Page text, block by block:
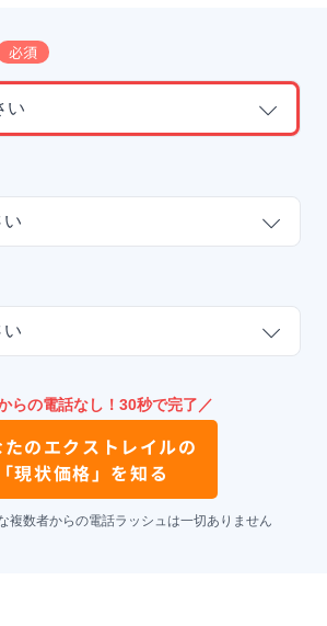
必須
い
い
い
らの電話なし！30秒で完了／
のエクストレイルの
「現状価格」を知る
複数者からの電話ラッシュは一切ありません